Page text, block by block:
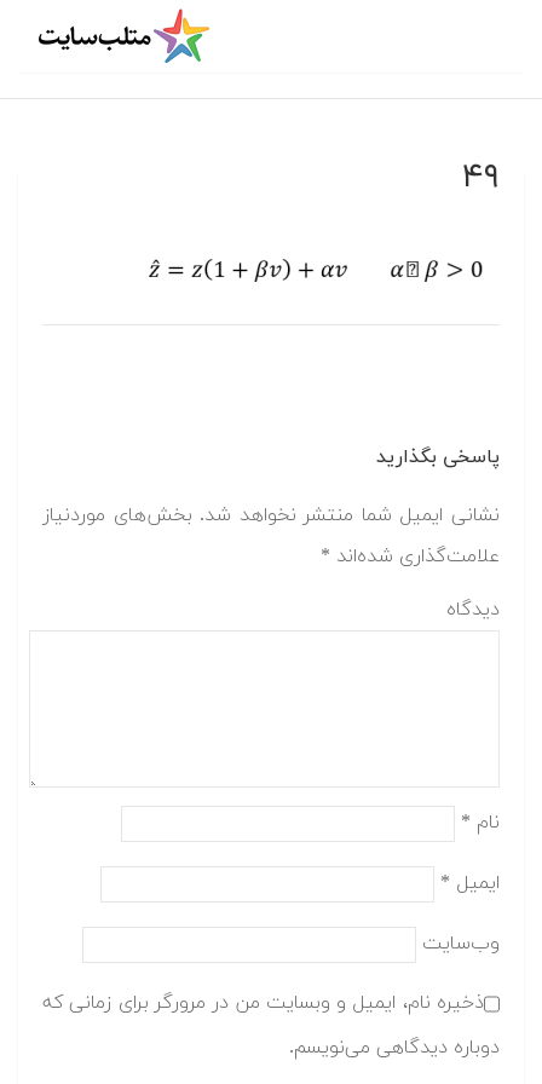
۴۹
پاسخی بگذارید
نشانی ایمیل شما منتشر نخواهد شد. بخش‌های موردنیاز
علامت‌گذاری شده‌اند *
دیدگاه
نام *
ایمیل *
وب‌سایت
ذخیره نام، ایمیل و وبسایت من در مرورگر برای زمانی که
دوباره دیدگاهی می‌نویسم.